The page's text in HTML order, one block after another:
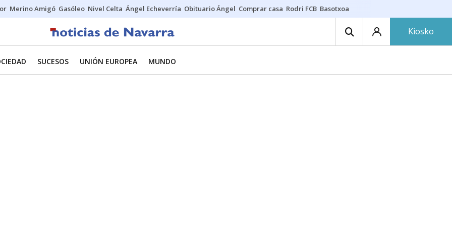
Merino Amigó Gasóleo Nivel Celta Ángel Echeverría Obituario Ángel Comprar casa Rodri FCB Basotxoa
Kiosko
SUCESOS UNIÓN EUROPEA MUNDO